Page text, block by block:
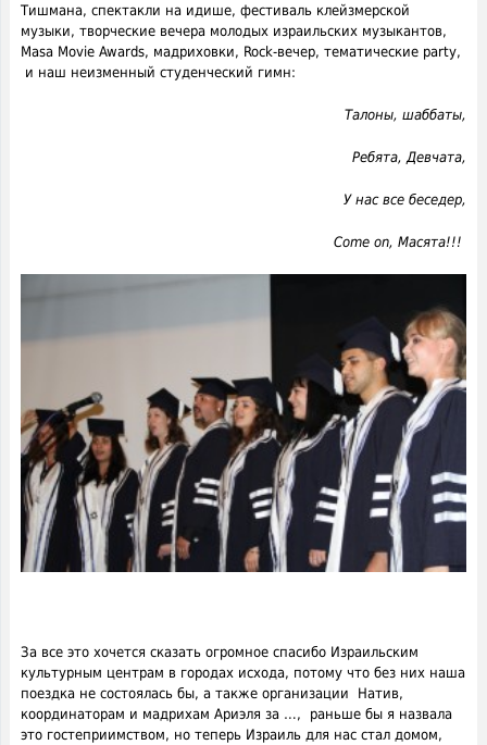
Тишмана, спектакли на идише, фестиваль клейзмерской
музыки, творческие вечера молодых израильских музыкантов,
Мasa Movie Awards, мадриховки, Rock-вечер, тематические party,
и наш неизменный студенческий гимн:
Талоны, шаббаты,
Ребята, Девчата,
У нас все беседер,
Comeon, Масята!!!
За все это хочется сказать огромное спасибо Израильским
культурным центрам в городах исхода, потому что без них наша
поездка не состоялась бы, а также организации Натив,
координаторам и мадрихам Ариэля за …, раньше бы я назвала
это гостеприимством, но теперь Израиль для нас стал домом,